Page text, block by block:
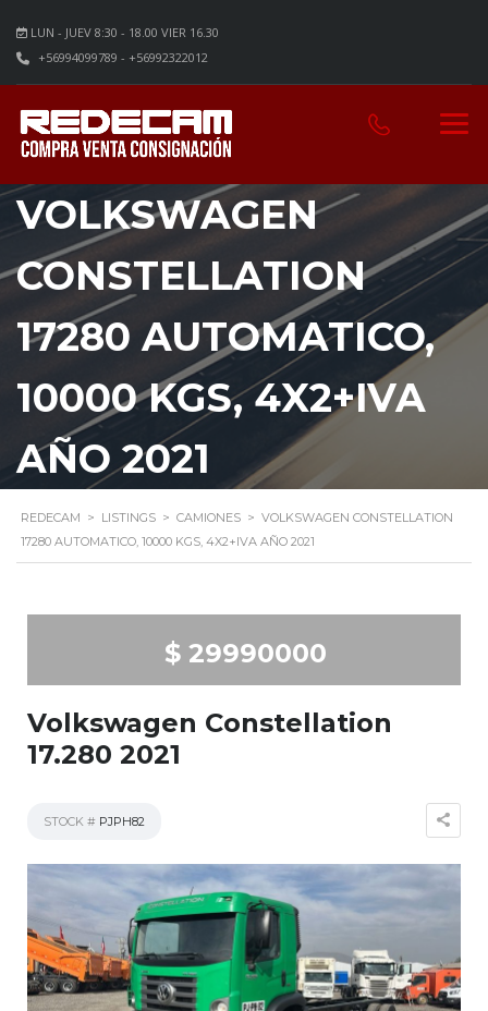
LUN - JUEV 8:30 - 18.00 VIER 16.30
+56994099789 - +56992322012
VOLKSWAGEN
CONSTELLATION
17280 AUTOMATICO,
10000 KGS, 4X2+IVA
AÑO 2021
REDECAM > LISTINGS > CAMIONES > VOLKSWAGEN CONSTELLATION
17280 AUTOMATICO, 10000 KGS, 4X2+IVA AÑO 2021
$ 29990000
Volkswagen Constellation
17.280 2021
STOCK # PJPH82